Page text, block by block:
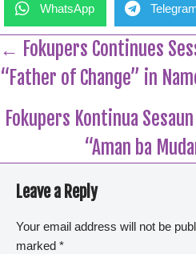
WhatsApp
← Fokupers Continues
“Father of Change” in
Fokupers Kontinua
“Aman ba
Leave a Reply
Your email address will not be
marked *